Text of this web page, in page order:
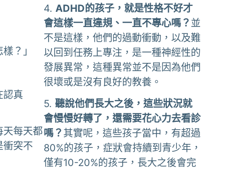
？」
認真
天每天都
衝突不
4. ADHD的孩子，就是性格不好才
會這樣一直違規、一直不專心嗎？ 並
不是這樣，他們的過動衝動，以及難
以回到任務上專注，是一種神經性的
發展異常，這種異常並不是因為他們
很壞或是沒有良好的教養。
5. 聽說他們長大之後，這些狀況就
會慢慢好轉了，還需要花心力去看診
嗎？ 其實呢，這些孩子當中，有超過
80%的孩子，症狀會持續到青少年，
僅有10-20%的孩子，長大之後會完